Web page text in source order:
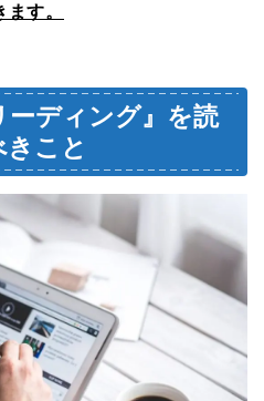
す。
ーディング』を読
こと